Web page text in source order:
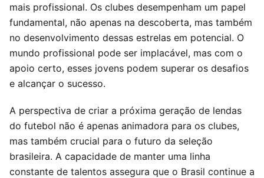
mais profissional. Os clubes desempenham um papel
fundamental, não apenas na descoberta, mas também
no desenvolvimento dessas estrelas em potencial. O
mundo profissional pode ser implacável, mas com o
apoio certo, esses jovens podem superar os desafios
e alcançar o sucesso.
A perspectiva de criar a próxima geração de lendas
do futebol não é apenas animadora para os clubes,
mas também crucial para o futuro da seleção
brasileira. A capacidade de manter uma linha
constante de talentos assegura que o Brasil continue a